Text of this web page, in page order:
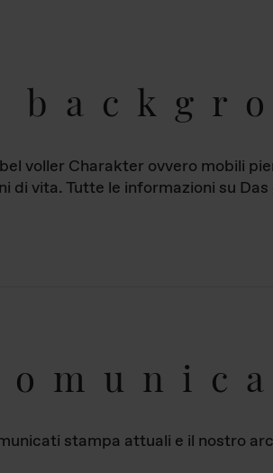
voller Charakter ovvero mobili
di vita. Tutte le informazioni su
stampa attuali e il nostro